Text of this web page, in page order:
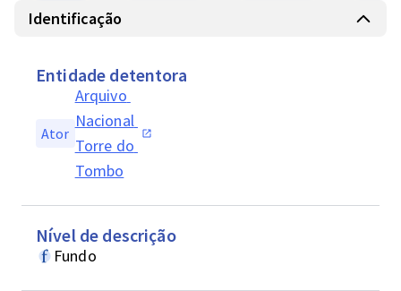
Identificação
Entidade detentora
Ator
Arquivo
Nacional
Torre do
Tombo
Nível de descrição
Fundo